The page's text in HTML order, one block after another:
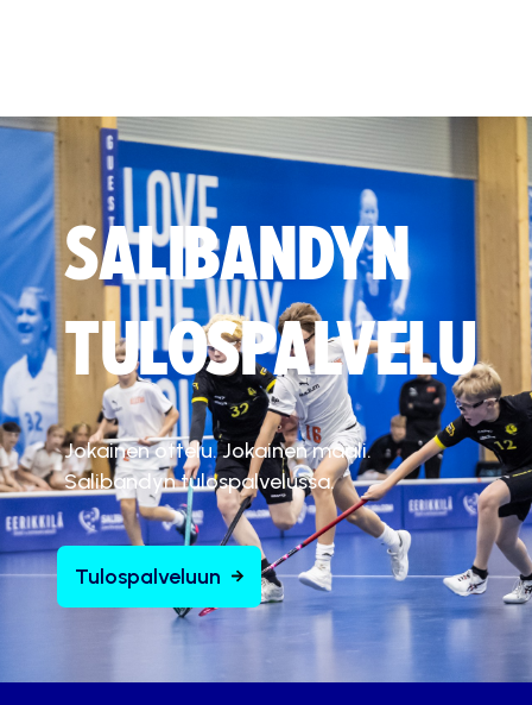
SALIBANDYN
TULOSPALVELU
Jokainen ottelu. Jokainen maali.
Salibandyn tulospalvelussa.
Tulospalveluun